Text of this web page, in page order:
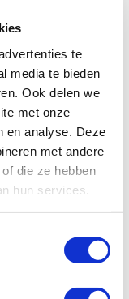
te
media te bieden
Ook delen we
met onze
en analyse. Deze
met andere
die ze hebben
hun services.